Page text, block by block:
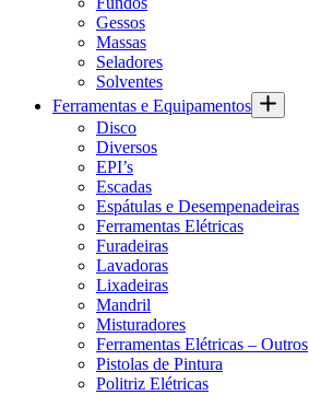
Gessos
Massas
Seladores
Solventes
Ferramentas e Equipamentos
Disco
Diversos
EPI’s
Escadas
Espátulas e Desempenadeiras
Ferramentas Elétricas
Furadeiras
Lavadoras
Lixadeiras
Mandril
Misturadores
Ferramentas Elétricas – Outros
Pistolas de Pintura
Politriz Elétricas